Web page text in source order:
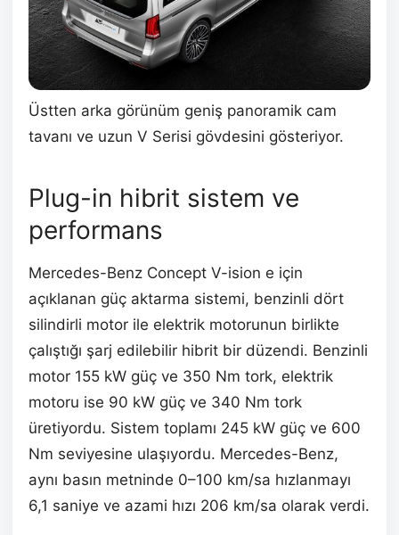
Üstten arka görünüm geniş panoramik cam
tavanı ve uzun V Serisi gövdesini gösteriyor.
Plug-in hibrit sistem ve
performans
Mercedes-Benz Concept V-ision e için
açıklanan güç aktarma sistemi, benzinli dört
silindirli motor ile elektrik motorunun birlikte
çalıştığı şarj edilebilir hibrit bir düzendi. Benzinli
motor 155 kW güç ve 350 Nm tork, elektrik
motoru ise 90 kW güç ve 340 Nm tork
üretiyordu. Sistem toplamı 245 kW güç ve 600
Nm seviyesine ulaşıyordu. Mercedes-Benz,
aynı basın metninde 0–100 km/sa hızlanmayı
6,1 saniye ve azami hızı 206 km/sa olarak verdi.